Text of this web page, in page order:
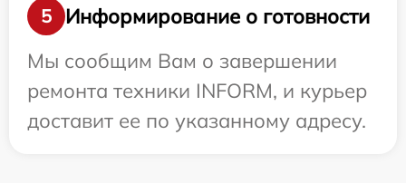
5
Информирование о готовности
Мы сообщим Вам о завершении
ремонта техники INFORM, и курьер
доставит ее по указанному адресу.